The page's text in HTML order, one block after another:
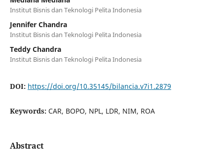
Institut Bisnis dan Teknologi Pelita Indonesia
Jennifer Chandra
Institut Bisnis dan Teknologi Pelita Indonesia
Teddy Chandra
Institut Bisnis dan Teknologi Pelita Indonesia
DOI: https://doi.org/10.35145/bilancia.v7i1.2879
Keywords: CAR, BOPO, NPL, LDR, NIM, ROA
Abstract